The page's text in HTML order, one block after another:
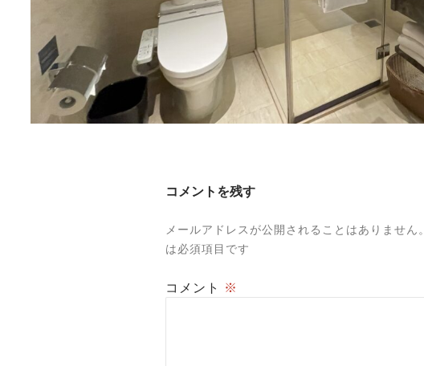
コメントを残す
メールアドレスが公開されることはありません。
は必須項目です
コメント ※